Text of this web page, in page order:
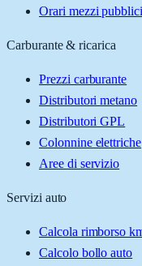
Orari mezzi pubblici
Carburante & ricarica
Prezzi carburante
Distributori metano
Distributori GPL
Colonnine elettriche
Aree di servizio
Servizi auto
Calcola rimborso
Calcolo bollo auto